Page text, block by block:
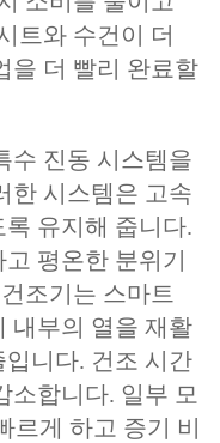
트와 수건이 더
을 더 빨리 완료할
수 진동 시스템을
한 시스템은 고속
유지해 줍니다.
평온한 분위기
조기는 스마트
내부의 열을 재활
니다. 건조 시간
소합니다. 일부 모
르게 하고 증기 비